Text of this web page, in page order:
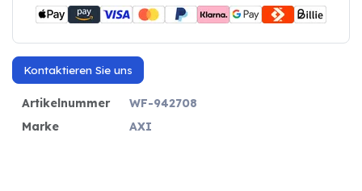
Kontaktieren Sie uns
Artikelnummer
WF-942708
Marke
AXI